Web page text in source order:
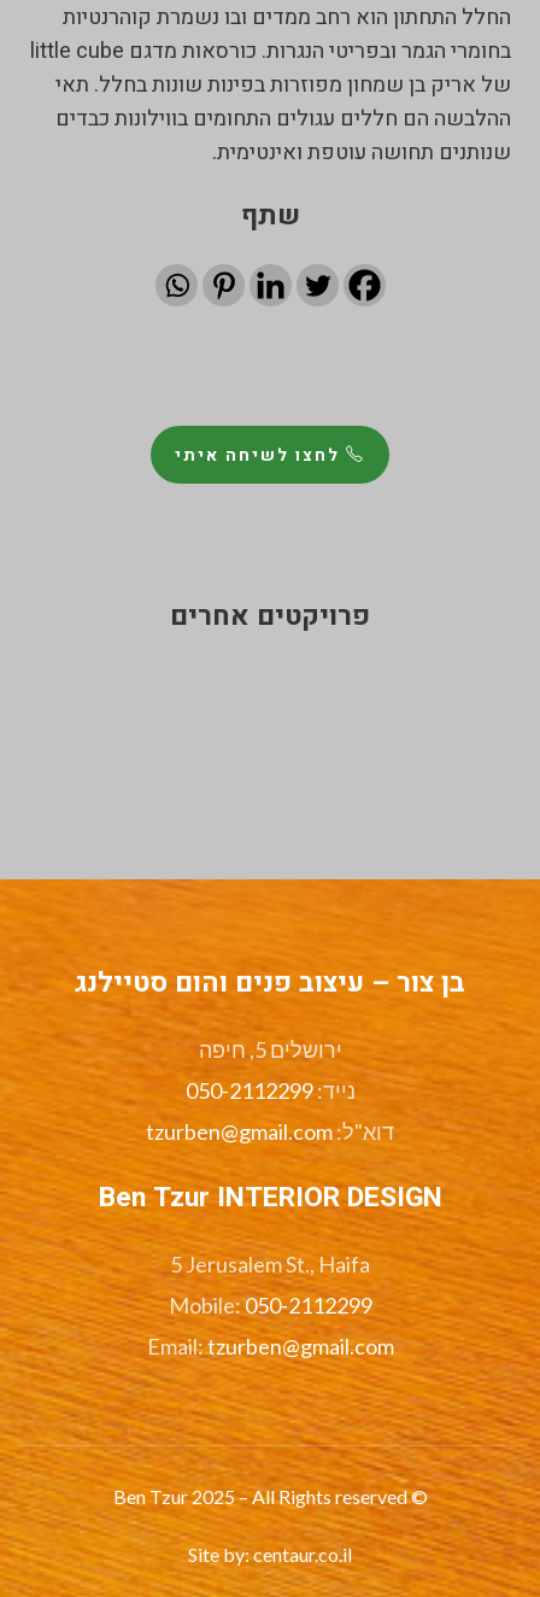
החלל התחתון הוא רחב ממדים ובו נשמרת קוהרנטיות
בחומרי הגמר ובפריטי הנגרות. כורסאות מדגם little cube
של אריק בן שמחון מפוזרות בפינות שונות בחלל. תאי
ההלבשה הם חללים עגולים התחומים בווילונות כבדים
שנותנים תחושה עוטפת ואינטימית.
שתף
לחצו לשיחה איתי
פרויקטים אחרים
בן צור – עיצוב פנים והום סטיילנג
ירושלים 5, חיפה
נייד:050-2112299
דוא"ל:tzurben@gmail.com
Ben Tzur INTERIOR DESIGN
5 Jerusalem St., Haifa
Mobile:050-2112299
Email:tzurben@gmail.com
© Ben Tzur 2025 – All Rights reserved
Site by:centaur.co.il